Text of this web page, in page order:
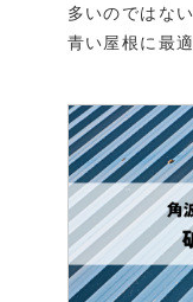
多いのではな
青い屋根に最